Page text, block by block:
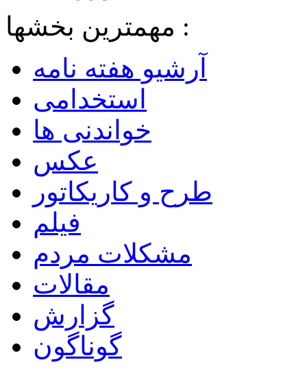
مهمترین بخشها :
آرشیو هفته نامه
استخدامی
خواندنی ها
عکس
طرح و کاریکاتور
فیلم
مشکلات مردم
مقالات
گزارش
گوناگون